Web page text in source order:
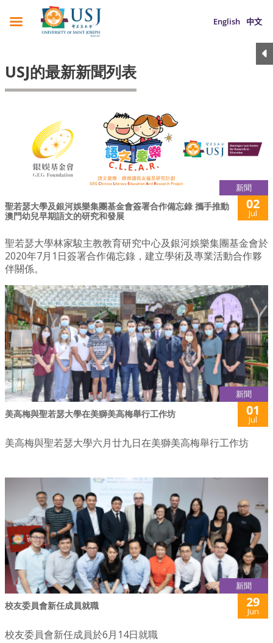
English 中文
USJ的最新新聞列表
新聞
聖若瑟大學及銀河娛樂集團基金會簽署合作備忘錄 攜手推動
澳門幼兒早期語文的研究和發展
02
Jul
聖若瑟大學林家駿主教教育研究中心及銀河娛樂集團基金會於
2020年7月1日簽署合作備忘錄，建立學術及專業活動合作夥
伴關係。
新聞
美高梅與聖若瑟大學在美獅美高梅舉行工作坊 01
Jul
美高梅與聖若瑟大學六月廿九日在美獅美高梅舉行工作坊
新聞
校友委員會新任成員就職 29
Jun
校友委員會新任成員於6月14日就職